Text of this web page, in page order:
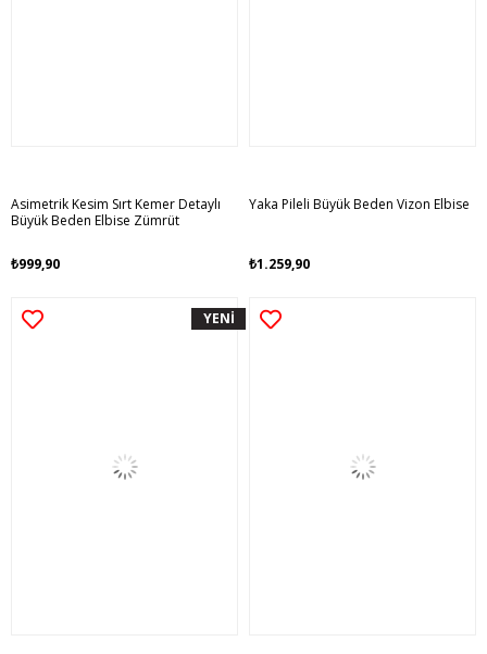
Asimetrik Kesim Sırt Kemer Detaylı
Büyük Beden Elbise Zümrüt
₺999,90
Yaka Pileli Büyük Beden Vizon Elbise
₺1.259,90
YENİ